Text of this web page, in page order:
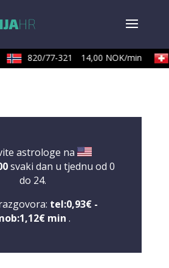
820/77-321 14,00 NOK/min
astrologe na
svaki dan u tjednu od 0
do 24.
tel:0,93€ -
min .